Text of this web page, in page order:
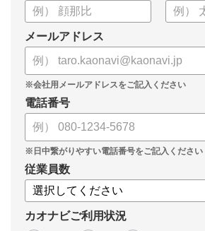
メールアドレス
電話番号
従業員数
カオナビご利用状況